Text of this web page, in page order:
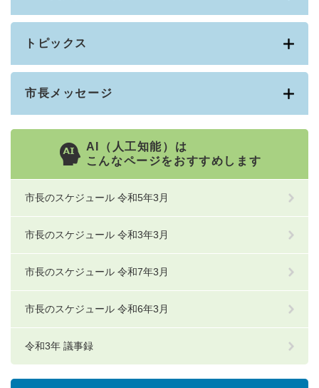
トピックス
市長メッセージ
AI（人工知能）は
こんなページをおすすめします
市長のスケジュール 令和5年3月
市長のスケジュール 令和3年3月
市長のスケジュール 令和7年3月
市長のスケジュール 令和6年3月
令和3年 議事録